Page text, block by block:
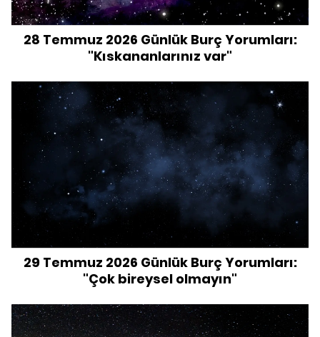
28 Temmuz 2026 Günlük Burç Yorumları:
"Kıskananlarınız var"
29 Temmuz 2026 Günlük Burç Yorumları:
"Çok bireysel olmayın"